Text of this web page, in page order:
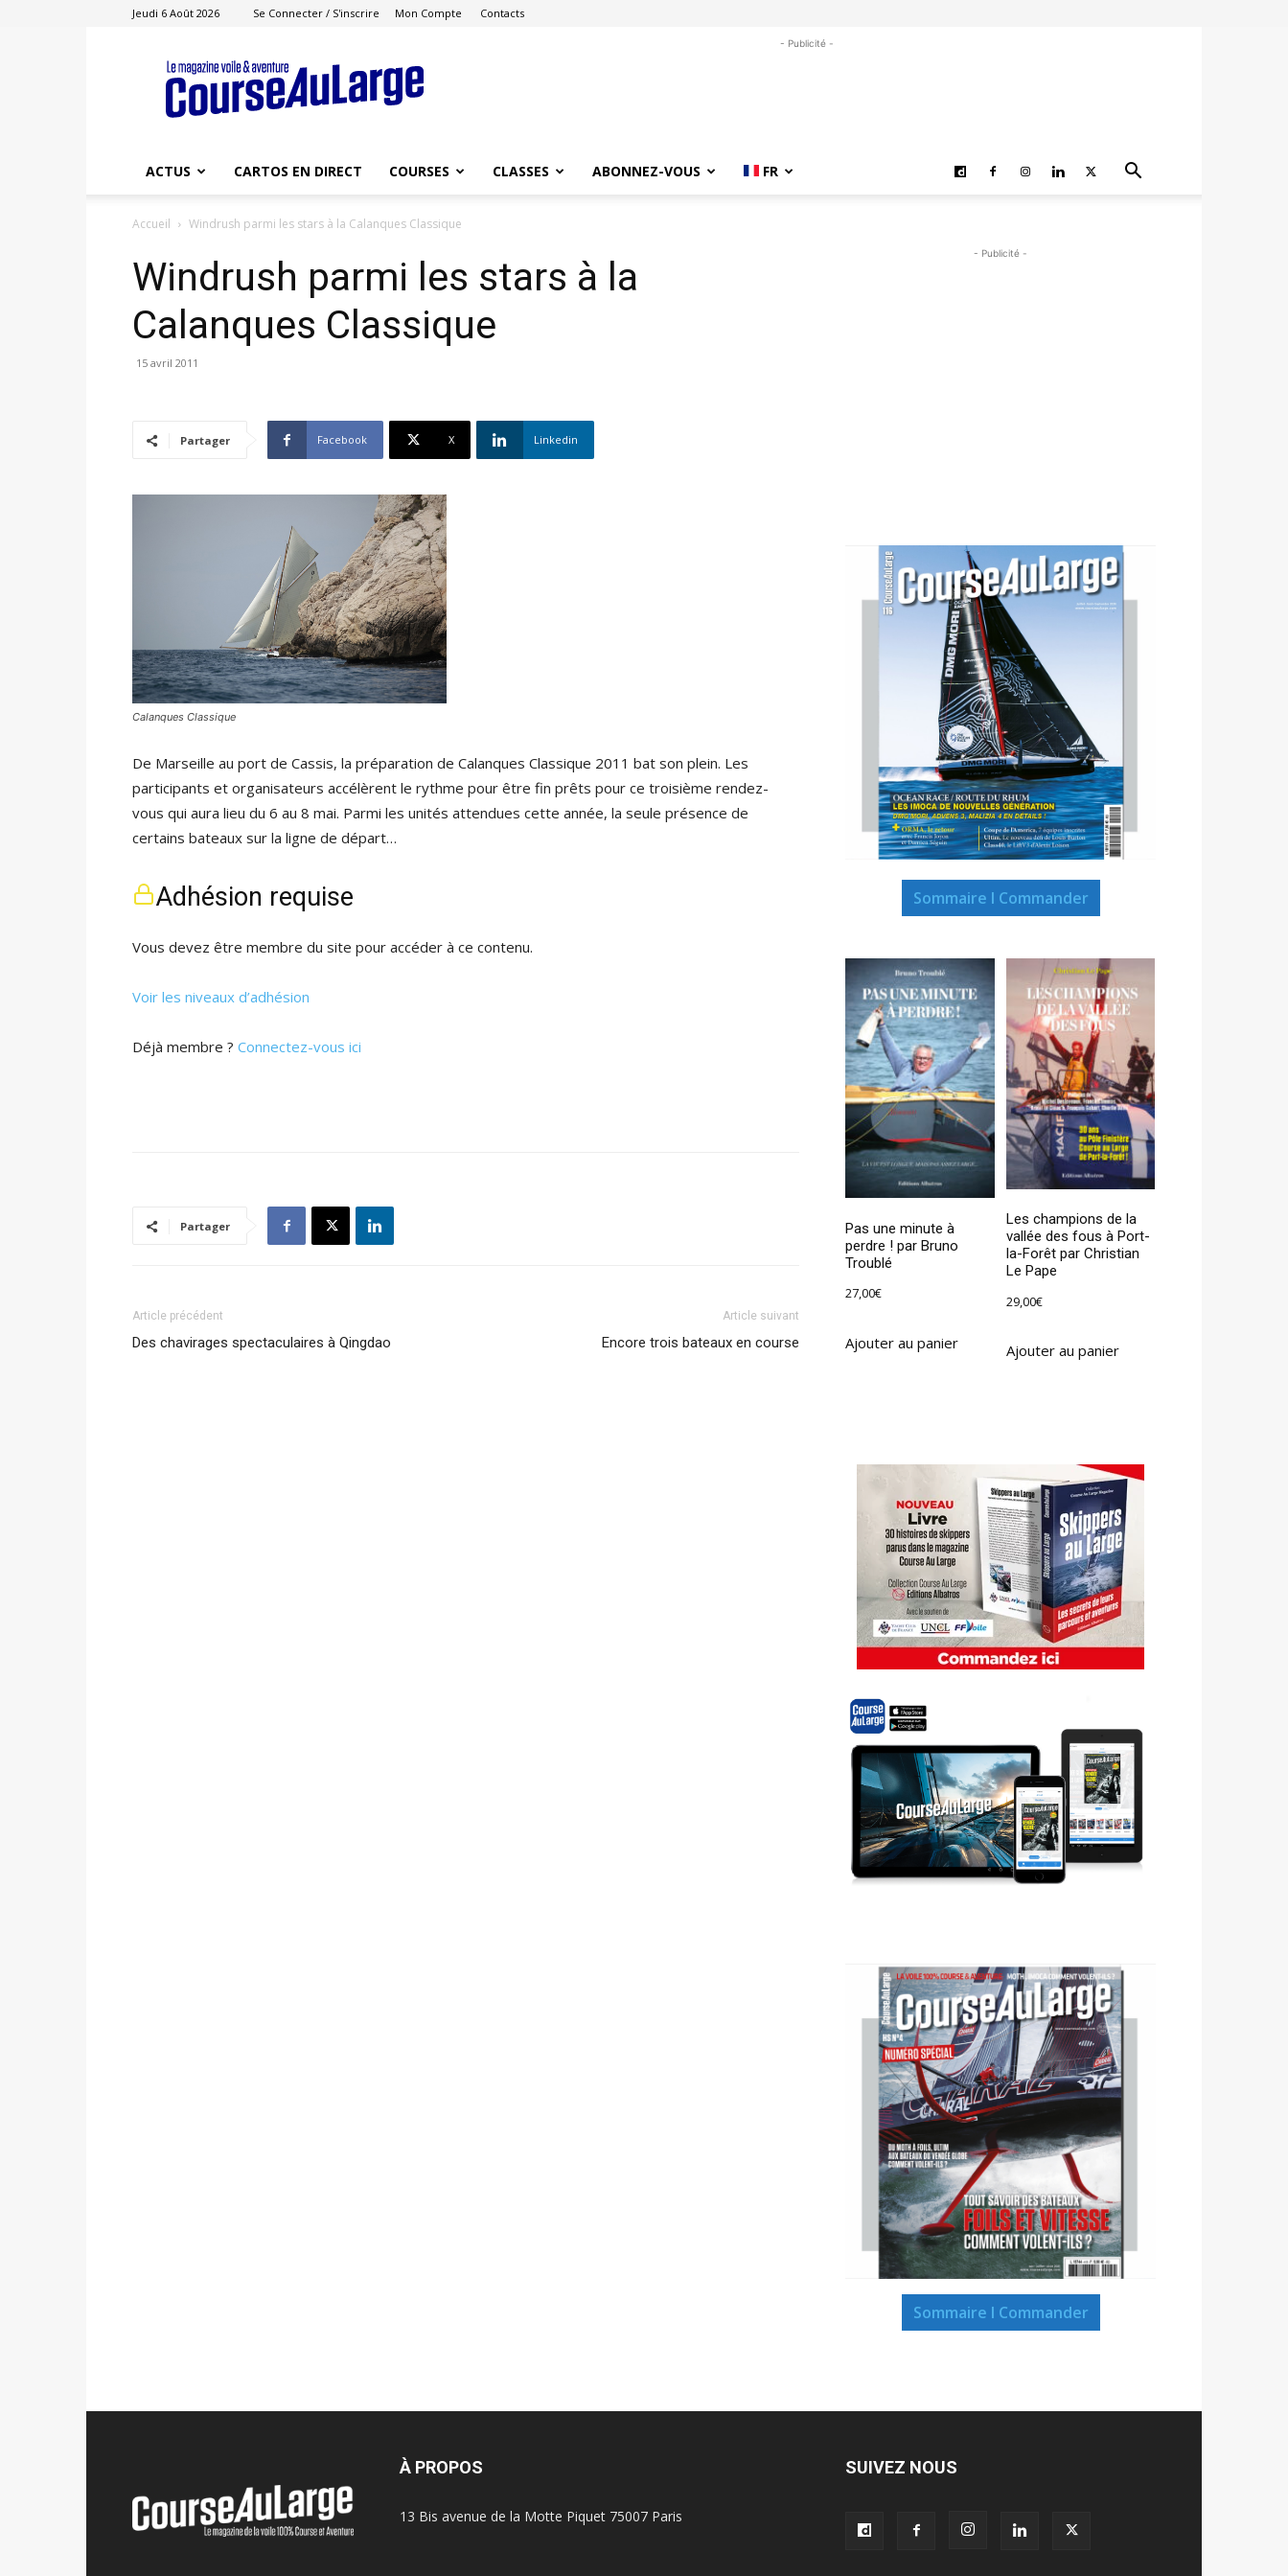
Jeudi 6 Août 2026 Se Connecter / S'inscrire Mon Compte Contacts
Course
au
Large
- Publicité -
ACTUS CARTOS EN DIRECT COURSES CLASSES ABONNEZ-VOUS FR
Accueil Windrush parmi les stars à la Calanques Classique
Windrush parmi les stars à la
Calanques Classique
15 avril 2011
Partager Facebook X Linkedin
Calanques Classique
De Marseille au port de Cassis, la préparation de Calanques Classique 2011 bat son plein. Les
participants et organisateurs accélèrent le rythme pour être fin prêts pour ce troisième rendez-
vous qui aura lieu du 6 au 8 mai. Parmi les unités attendues cette année, la seule présence de
certains bateaux sur la ligne de départ…
Adhésion requise
Vous devez être membre du site pour accéder à ce contenu.
Voir les niveaux d’adhésion
Déjà membre ? Connectez-vous ici
Partager
Article précédent
Des chavirages spectaculaires à Qingdao
Article suivant
Encore trois bateaux en course
- Publicité -
Sommaire I Commander
Pas une minute à
perdre ! par Bruno
Troublé
27,00€
Ajouter au panier
Les champions de la
vallée des fous à Port-
la-Forêt par Christian
Le Pape
29,00€
Ajouter au panier
Sommaire I Commander
À PROPOS
13 Bis avenue de la Motte Piquet 75007 Paris
SUIVEZ NOUS